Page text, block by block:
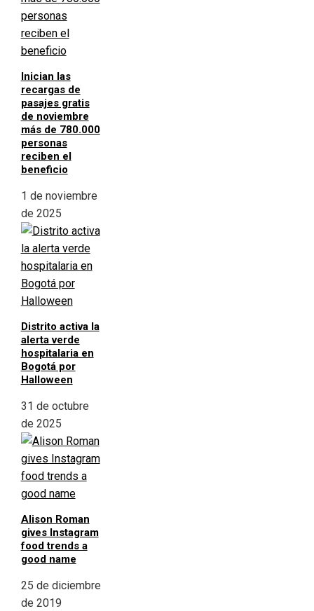
Inician las
recargas de
pasajes gratis
de noviembre
más de 780.000
personas
reciben el
beneficio
1 de noviembre
de 2025
Distrito activa la
alerta verde
hospitalaria en
Bogotá por
Halloween
31 de octubre
de 2025
Alison Roman
gives Instagram
food trends a
good name
25 de diciembre
de 2019